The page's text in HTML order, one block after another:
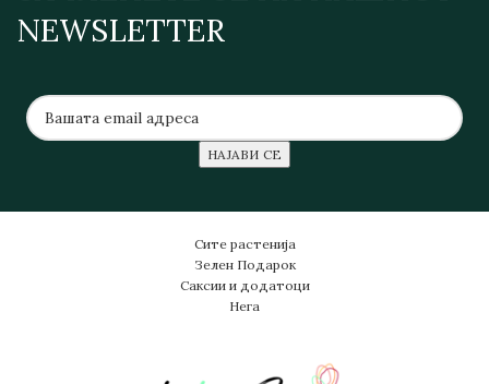
NEWSLETTER
Сите растенија
Зелен Подарок
Саксии и додатоци
Нега